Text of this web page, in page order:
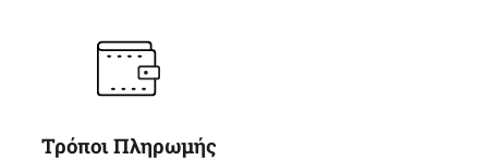
Τρόποι Πληρωμής